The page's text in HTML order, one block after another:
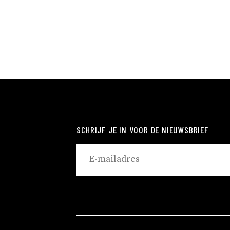
SCHRIJF JE IN VOOR DE NIEUWSBRIEF